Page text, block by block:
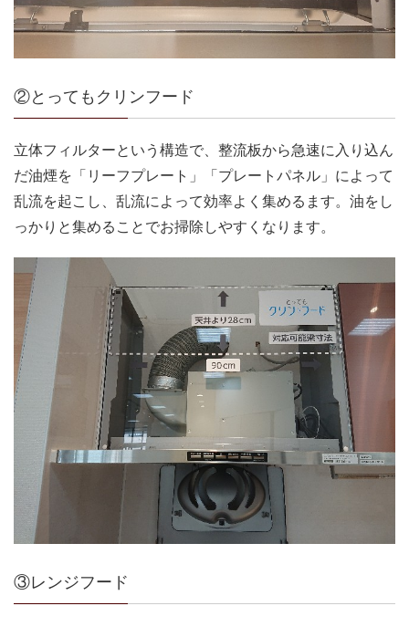
②とってもクリンフード
立体フィルターという構造で、整流板から急速に入り込ん
だ油煙を「リーフプレート」「プレートパネル」によって
乱流を起こし、乱流によって効率よく集めるます。油をし
っかりと集めることでお掃除しやすくなります。
③レンジフード